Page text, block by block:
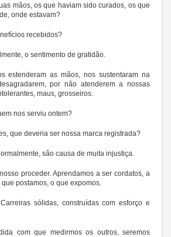
mãos, os que haviam sido curados, os que
onde estavam?
recebidos?
o sentimento de gratidão.
estenderam as mãos, nos sustentaram na
por não atenderem a nossas
maus, grosseiros.
nos serviu ontem?
que deveria ser nossa marca registrada?
são causa de muita injustiça.
proceder. Aprendamos a ser cordatos, a
postamos, o que expomos.
sólidas, construídas com esforço e
com que medirmos os outros, seremos